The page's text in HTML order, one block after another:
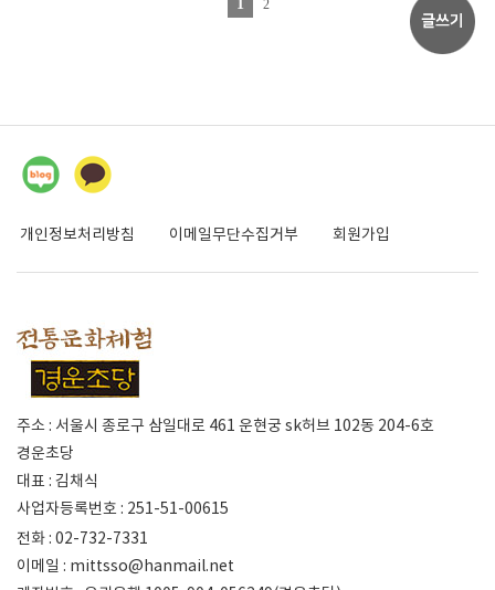
1 2
개인정보처리방침 이메일무단수집거부 회원가입
주소 : 서울시 종로구 삼일대로 461 운현궁 sk허브 102동 204-6호
경운초당
대표 : 김채식
사업자등록번호 : 251-51-00615
전화 : 02-732-7331
이메일 : mittsso@hanmail.net